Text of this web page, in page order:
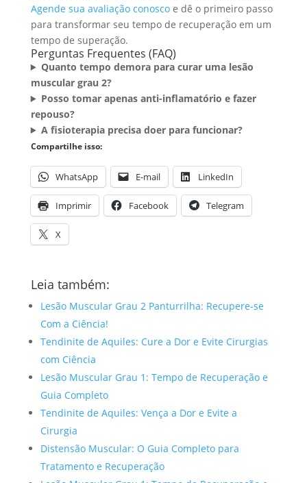
Agende sua avaliação conoscoe dê o primeiro passo
para transformar seu tempo de recuperação em um
tempo de superação.
Perguntas Frequentes (FAQ)
Quanto tempo demora para curar uma lesão
muscular grau 2?
Posso tomar apenas anti-inflamatório e fazer
repouso?
A fisioterapia precisa doer para funcionar?
Compartilhe isso:
WhatsApp E-mail LinkedIn
Imprimir Facebook Telegram
X
Leia também:
Lesão Muscular Grau 2 Panturrilha: Recupere-se
Com a Ciência!
Tendinite de Aquiles: Cure a Dor e Evite Cirurgias
com Ciência
Lesão Muscular Grau 1: Tempo de Recuperação e
Guia Completo
Tendinite de Aquiles: Vença a Dor e Evite a
Cirurgia
Distensão Muscular: O Guia Completo para
Tratamento e Recuperação